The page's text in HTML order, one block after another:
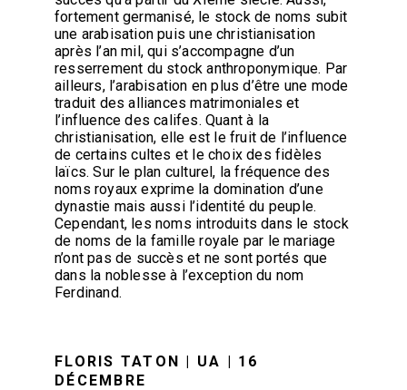
fortement germanisé, le stock de noms subit
une arabisation puis une christianisation
après l’an mil, qui s’accompagne d’un
resserrement du stock anthroponymique. Par
ailleurs, l’arabisation en plus d’être une mode
traduit des alliances matrimoniales et
l’influence des califes. Quant à la
christianisation, elle est le fruit de l’influence
de certains cultes et le choix des fidèles
laïcs. Sur le plan culturel, la fréquence des
noms royaux exprime la domination d’une
dynastie mais aussi l’identité du peuple.
Cependant, les noms introduits dans le stock
de noms de la famille royale par le mariage
n’ont pas de succès et ne sont portés que
dans la noblesse à l’exception du nom
Ferdinand.
FLORIS TATON | UA | 16
DÉCEMBRE